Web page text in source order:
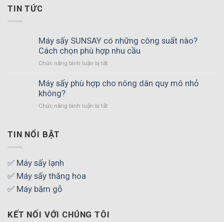
TIN TỨC
Máy sấy SUNSAY có những công suất nào?
Cách chọn phù hợp nhu cầu
Chức năng bình luận bị tắt
sấy
Máy sấy phù hợp cho nông dân quy mô nhỏ
không?
Chức năng bình luận bị tắt
TIN NỔI BẬT
✅ Máy sấy lạnh
✅ Máy sấy thăng hoa
✅ Máy băm gỗ
KẾT NỐI VỚI CHÚNG TÔI